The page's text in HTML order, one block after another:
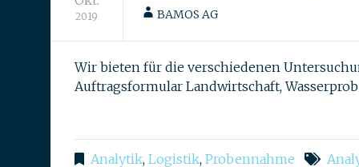
2019 BAMOS AG
Wir bieten für die verschiedenen
Auftragsformular Landwirtschaft,
Analytik, Logistik, Probennahme